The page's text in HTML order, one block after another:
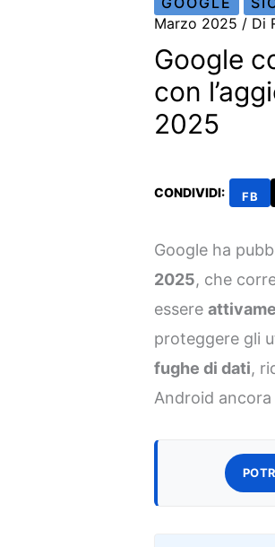
Marzo 2025 / Di
Google
con
2025
CONDIVIDI: FB
Google ha
2025, che
essere
proteggere gli
fughe di dati,
Android